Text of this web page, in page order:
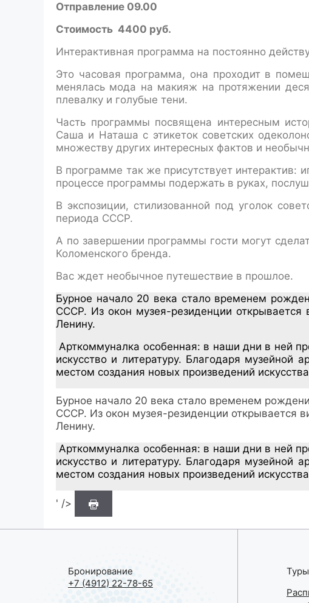
Отправление 09.00
Стоимость 4400 руб.
Интерактивная программа на постоянно
Это часовая программа, она проходит в
менялась мода на макияж на протяжении
плевалку и голубые тени.
Часть программы посвящена интересным
Саша и Наташа с этикеток советских
множеству других интересных фактов и
В программе так же присутствует интерактив:
процессе программы подержать в руках,
В экспозиции, стилизованной под уголок
периода СССР.
А по завершении программы гости могут
Коломенского бренда.
Вас ждет необычное путешествие в прошлое.
Бурное начало 20 века стало временем
СССР. Из окон музея-резиденции
Ленину.
Арткоммуналка особенная: в наши дни в ней
искусство и литературу. Благодаря музейной
местом создания новых произведений
Бурное начало 20 века стало временем
СССР. Из окон музея-резиденции открывается
Ленину.
Арткоммуналка особенная: в наши дни в ней
искусство и литературу. Благодаря музейной
местом создания новых произведений
' />
Бронирование
+7 (4912) 22-78-65
Туры